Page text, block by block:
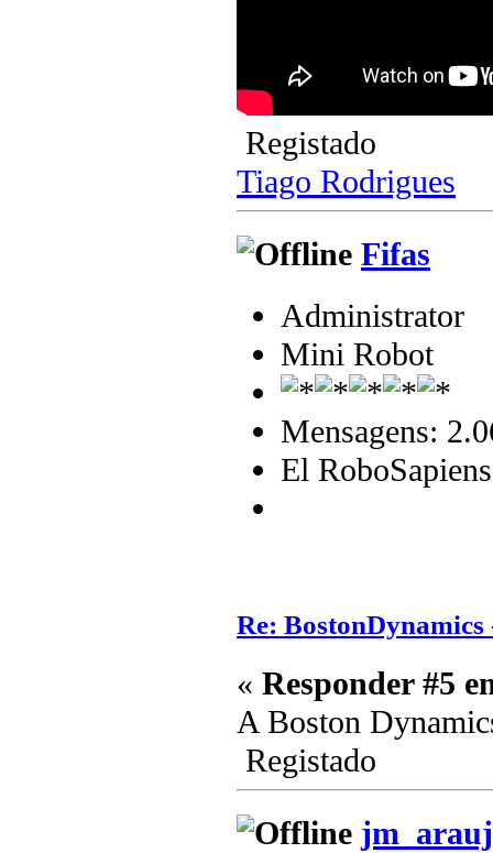
Registado
Tiago Rodrigues
Fifas
Administrator
Mini Robot
Mensagens:
El RoboSapiens
Re:
« Responder #5
A Boston
Registado